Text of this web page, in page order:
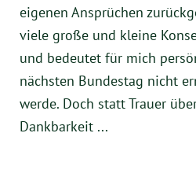
eigenen Ansprüchen
viele große und kleine
und bedeutet für mich
nächsten Bundestag nicht
werde. Doch statt Trauer
Dankbarkeit ...